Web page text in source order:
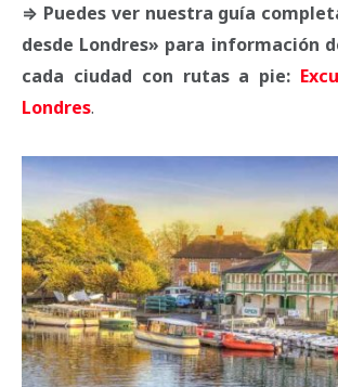
⇒ Puedes ver nuestra guía
desde Londres» para información
cada ciudad con rutas a pie:
Londres.